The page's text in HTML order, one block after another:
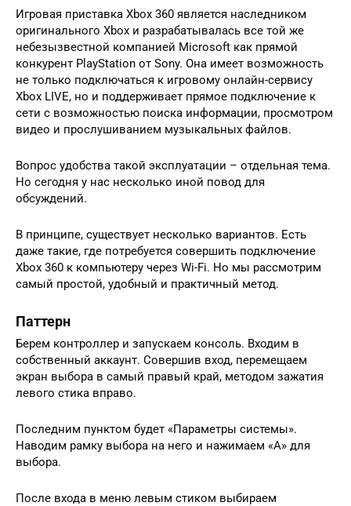
Игровая приставка Xbox 360 является наследником
оригинального Xbox и разрабатывалась все той же
небезызвестной компанией Microsoft как прямой
конкурент PlayStation от Sony. Она имеет возможность
не только подключаться к игровому онлайн-сервису
Xbox LIVE, но и поддерживает прямое подключение к
сети с возможностью поиска информации, просмотром
видео и прослушиванием музыкальных файлов.
Вопрос удобства такой эксплуатации – отдельная тема.
Но сегодня у нас несколько иной повод для
обсуждений.
В принципе, существует несколько вариантов. Есть
даже такие, где потребуется совершить подключение
Xbox 360 к компьютеру через Wi-Fi. Но мы рассмотрим
самый простой, удобный и практичный метод.
Паттерн
Берем контроллер и запускаем консоль. Входим в
собственный аккаунт. Совершив вход, перемещаем
экран выбора в самый правый край, методом зажатия
левого стика вправо.
Последним пунктом будет «Параметры системы».
Наводим рамку выбора на него и нажимаем «А» для
выбора.
После входа в меню левым стиком выбираем